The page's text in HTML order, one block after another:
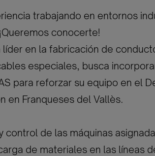
trabajando en entornos
conocerte!
líder en la fabricación de
especiales, busca
para reforzar su equipo en el
en Franqueses del Vallès.
control de las máquinas
de materiales en las líneas